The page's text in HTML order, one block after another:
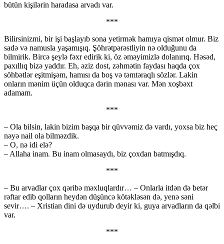
bütün kişilərin haradasa arvadı var.
***
Bilirsinizmi, bir işi başlayıb sona yetirmək hamıya qismət olmur. Biz
sadə və namusla yaşamışıq. Şöhrətpərəstliyin nə olduğunu da
bilmirik. Bircə şeylə fəxr edirik ki, öz əməyimizlə dolanırıq. Həsəd,
paxıllıq bizə yaddır. Eh, əziz dost, zəhmətin faydası haqda çox
söhbətlər eşitmişəm, hamısı da boş və təmtəraqlı sözlər. Lakin
onların mənim üçün olduqca dərin mənası var. Mən xoşbəxt
adamam.
***
– Ola bilsin, lakin bizim başqa bir qüvvəmiz də vardı, yoxsa biz heç
nəyə nail ola bilməzdik.
– O, nə idi elə?
– Allaha inam. Bu inam olmasaydı, biz çoxdan batmışdıq.
***
– Bu arvadlar çox qəribə məxluqlardır… – Onlarla itdən də betər
rəftar edib qolların heydən düşüncə kötəkləsən də, yenə səni
sevir…. – Xristian dini də uydurub deyir ki, guya arvadların da qəlbi
var.
***